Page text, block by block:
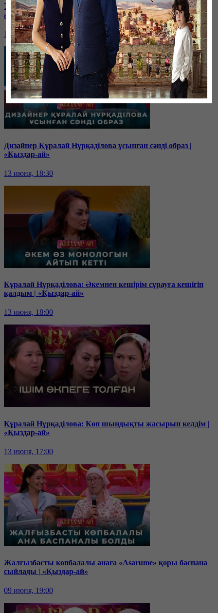
Тамара Асар: Әйелге шапшаңдық жараспайды | «Қыздар-
ай»
14 июня, 18:00
Дизайнер Құралай Нұрқаділова ұсынған сәнді образ |
«Қыздар-ай»
13 июня, 18:30
Құралай Нұрқаділова: Әкемнен кешірім сұрауға кешігіп
қалдым | «Қыздар-ай»
13 июня, 18:00
Құралай Нұрқаділова: Көп шындықты жасырып келдім |
«Қыздар-ай»
13 июня, 17:00
Жалғызбасты көпбалалы анаға «Asarume» қоры баспана
сыйлады | «Қыздар-ай»
09 июня, 19:00